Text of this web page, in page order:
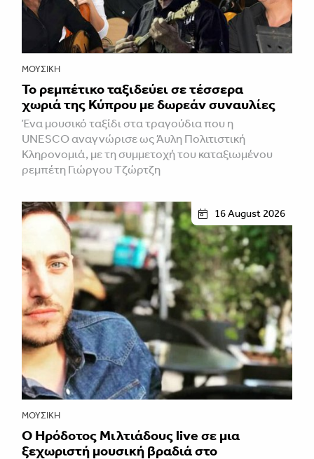
ΜΟΥΣΙΚΉ
Το ρεμπέτικο ταξιδεύει σε τέσσερα
χωριά της Κύπρου με δωρεάν συναυλίες
Ένα μουσικό ταξίδι στα τραγούδια που η
UNESCO αναγνώρισε ως Άυλη Πολιτιστική
Κληρονομιά, με τη συμμετοχή του καταξιωμένου
ρεμπέτη Γιώργου Τζώρτζη
16 August 2026
ΜΟΥΣΙΚΉ
Ο Ηρόδοτος Μιλτιάδους live σε μια
ξεχωριστή μουσική βραδιά στο